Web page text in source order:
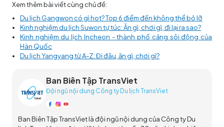
Xem thêm bài viết cùng chủ đề:
Du lịch Gangwon có gì hot? Top 6 điểm đến không thể bỏ lỡ
Kinh nghiệm du lịch Suwon tự túc: Ăn gì, chơi gì, đi lại ra sao?
Kinh nghiệm du lịch Incheon - thành phố cảng sôi động của
Hàn Quốc
Du lịch Yangyang từ A-Z: Đi đâu, ăn gì, chơi gì?
Ban Biên Tập TransViet
Đội ngũ nội dung Công ty Du lịch TransViet
Ban Biên Tập TransViet là đội ngũ nội dung của Công ty Du